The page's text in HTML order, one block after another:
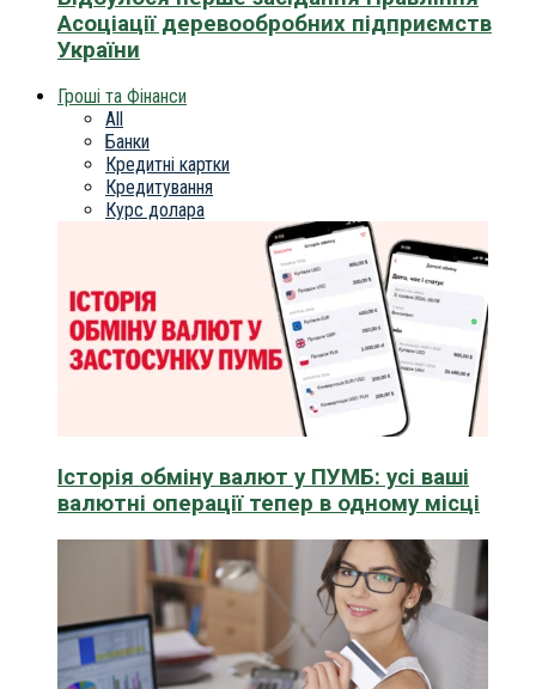
Асоціації деревообробних підприємств
України
Гроші та Фінанси
All
Банки
Кредитні картки
Кредитування
Курс долара
Історія обміну валют у ПУМБ: усі ваші
валютні операції тепер в одному місці